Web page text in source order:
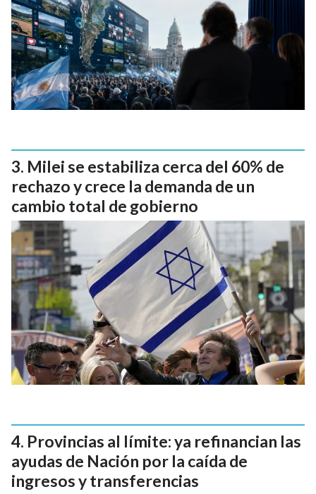
Milei se estabiliza cerca del 60% de
rechazo y crece la demanda de un
cambio total de gobierno
Provincias al límite: ya refinancian las
ayudas de Nación por la caída de
ingresos y transferencias